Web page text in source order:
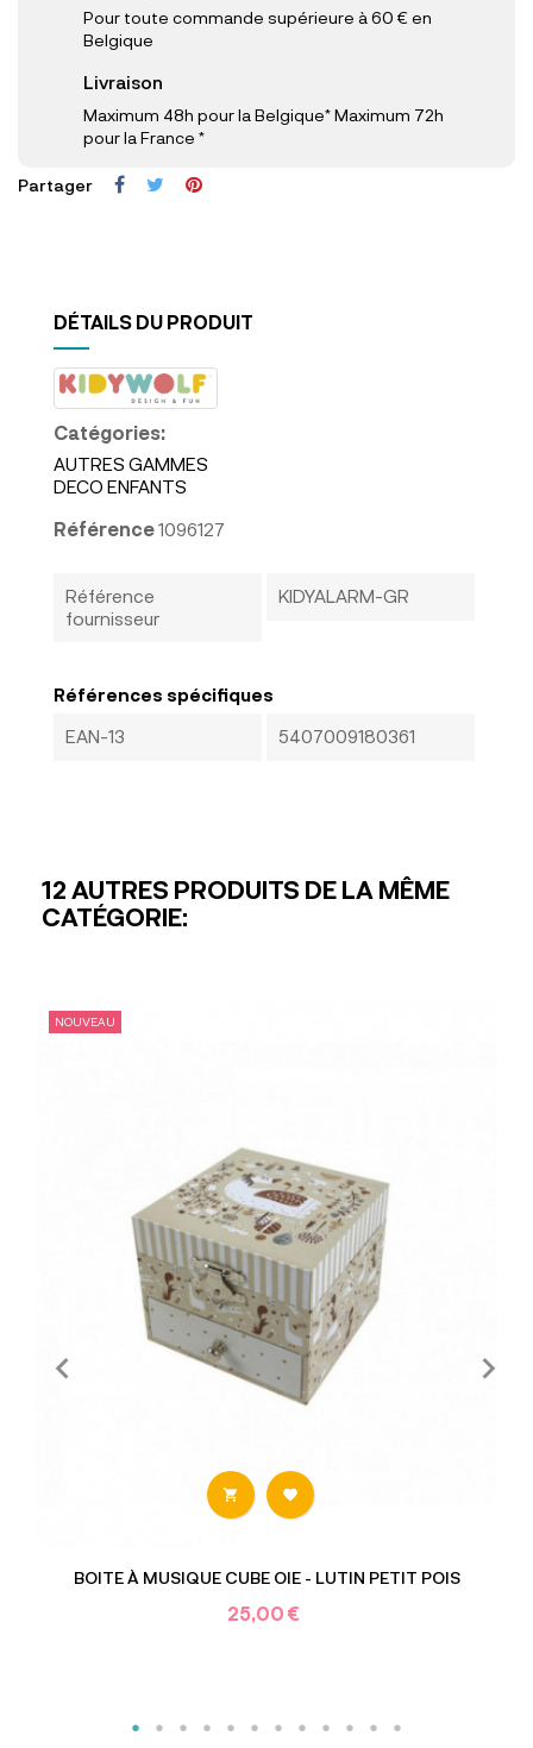
Pour toute commande supérieure à 60 € en
Belgique
Livraison
Maximum 48h pour la Belgique* Maximum 72h
pour la France *
Partager
DÉTAILS DU PRODUIT
Catégories:
AUTRES GAMMES
DECO ENFANTS
Référence1096127
Référence
fournisseur
KIDYALARM-GR
Références spécifiques
EAN-13
5407009180361
12 AUTRES PRODUITS DE LA MÊME
CATÉGORIE:
NOUVEAU
 
BOITE À MUSIQUE CUBE OIE - LUTIN PETIT POIS
25,00 €